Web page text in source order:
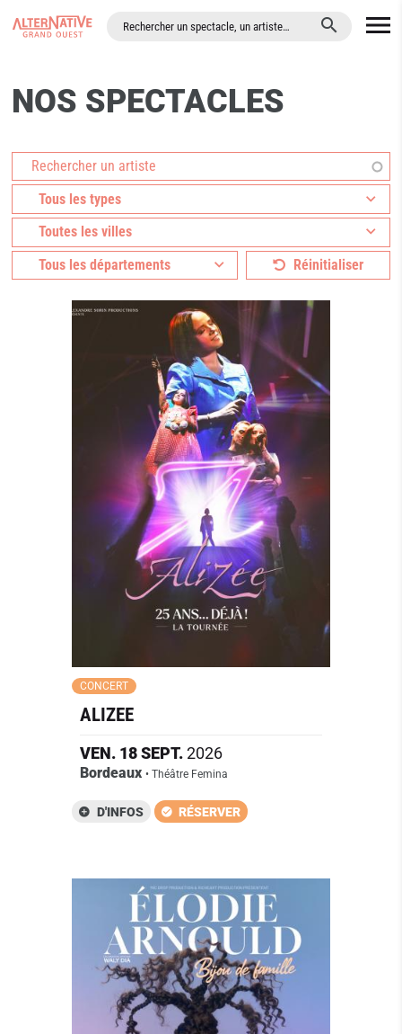
NOS SPECTACLES
Tous les types
Toutes les villes
Tous les départements
Réinitialiser
CONCERT
ALIZEE
VEN. 18SEPT.2026
Bordeaux • Théâtre Femina
D'INFOS RÉSERVER